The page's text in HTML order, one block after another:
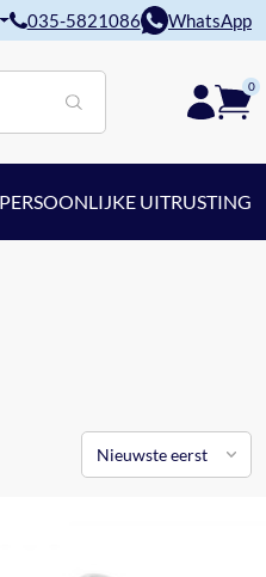
035-5821086 WhatsApp
0
PERSOONLIJKE UITRUSTING